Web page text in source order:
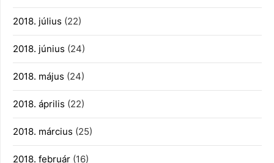
2018. július (22)
2018. június (24)
2018. május (24)
2018. április (22)
2018. március (25)
2018. február (16)